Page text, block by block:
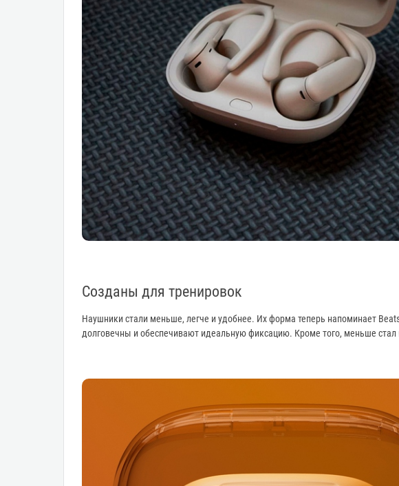
Созданы для тренировок
Наушники стали меньше, легче и удобнее. Их форма теперь напоминает
долговечны и обеспечивают идеальную фиксацию. Кроме того, меньше